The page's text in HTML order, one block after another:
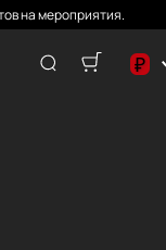
на мероприятия.
₽